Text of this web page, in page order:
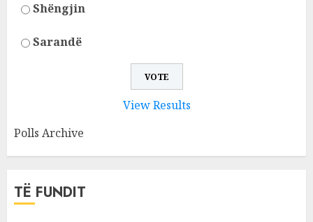
Shëngjin
Sarandë
View Results
Polls Archive
TË FUNDIT